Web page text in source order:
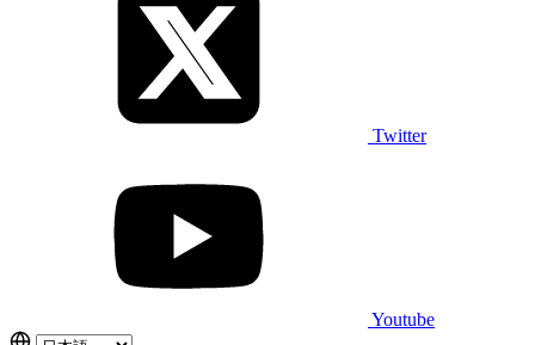
Twitter
Youtube